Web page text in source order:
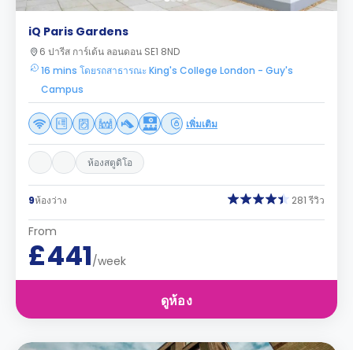
iQ Paris Gardens
6 ปารีส การ์เด้น ลอนดอน SE1 8ND
16 mins โดยรถสาธารณะ King's College London - Guy's
Campus
เพิ่มเติม
ห้องสตูดิโอ
9ห้องว่าง 281 รีวิว
From
£441/week
ดูห้อง